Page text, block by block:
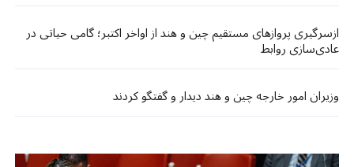
ازسرگیری پروازهای مستقیم چین و هند از اواخر اکتبر؛ گامی حیاتی در
عادی‌سازی روابط
وزیران امور خارجه چین و هند دیدار و گفتگو کردند